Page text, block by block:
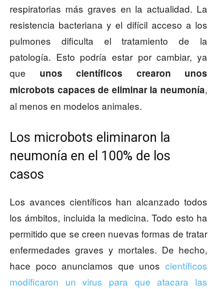
respiratorias más graves en la actualidad. La
resistencia bacteriana y el difícil acceso a los
pulmones dificulta el tratamiento de la
patología. Esto podría estar por cambiar, ya
que unos científicos crearon unos
microbots capaces de eliminar la neumonía,
al menos en modelos animales.
Los microbots eliminaron la
neumonía en el 100% de los
casos
Los avances científicos han alcanzado todos
los ámbitos, incluida la medicina. Todo esto ha
permitido que se creen nuevas formas de tratar
enfermedades graves y mortales. De hecho,
hace poco anunciamos que unos científicos
modificaron un virus para que atacara las